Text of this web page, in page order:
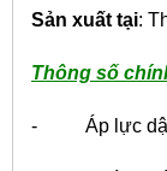
Sản xuất tại:
Thông số
- Áp lực dập